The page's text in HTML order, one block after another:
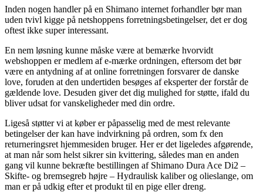
Inden nogen handler på en Shimano internet forhandler bør man
uden tvivl kigge på netshoppens forretningsbetingelser, det er dog
oftest ikke super interessant.
En nem løsning kunne måske være at bemærke hvorvidt
webshoppen er medlem af e-mærke ordningen, eftersom det bør
være en antydning af at online forretningen forsvarer de danske
love, foruden at den undertiden besøges af eksperter der forstår de
gældende love. Desuden giver det dig mulighed for støtte, ifald du
bliver udsat for vanskeligheder med din ordre.
Ligeså støtter vi at køber er påpasselig med de mest relevante
betingelser der kan have indvirkning på ordren, som fx den
returneringsret hjemmesiden bruger. Her er det ligeledes afgørende,
at man når som helst sikrer sin kvittering, således man en anden
gang vil kunne bekræfte bestillingen af Shimano Dura Ace Di2 –
Skifte- og bremsegreb højre – Hydraulisk kaliber og olieslange, om
man er på udkig efter et produkt til en pige eller dreng.